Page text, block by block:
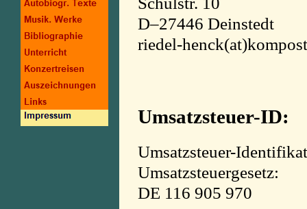
D–27446 Deinstedt
riedel-
Umsatzsteuer-ID:
Umsatzsteuer-
Umsatzsteuergesetz:
DE 116 905 970